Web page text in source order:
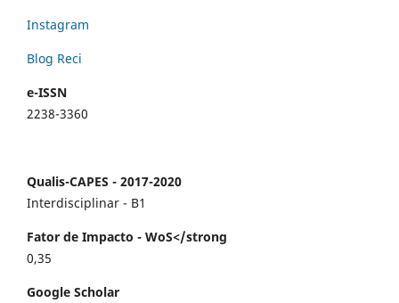
Instagram
Blog Reci
e-ISSN
2238-3360
Qualis-CAPES - 2017-2020
Interdisciplinar - B1
Fator de Impacto - WoS</strong
0,35
Google Scholar